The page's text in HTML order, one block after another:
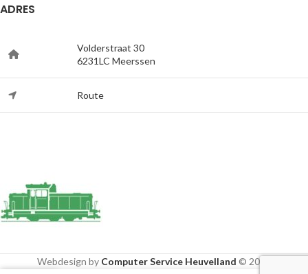
ADRES
Volderstraat 30
6231LC Meerssen
Route
Webdesign by Computer Service Heuvelland © 2020